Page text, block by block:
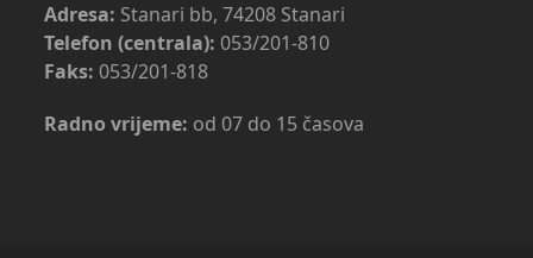
Adresa: Stanari bb, 74208 Stanari
Telefon (centrala): 053/201-810
Faks: 053/201-818
Radno vrijeme: od 07 do 15 časova